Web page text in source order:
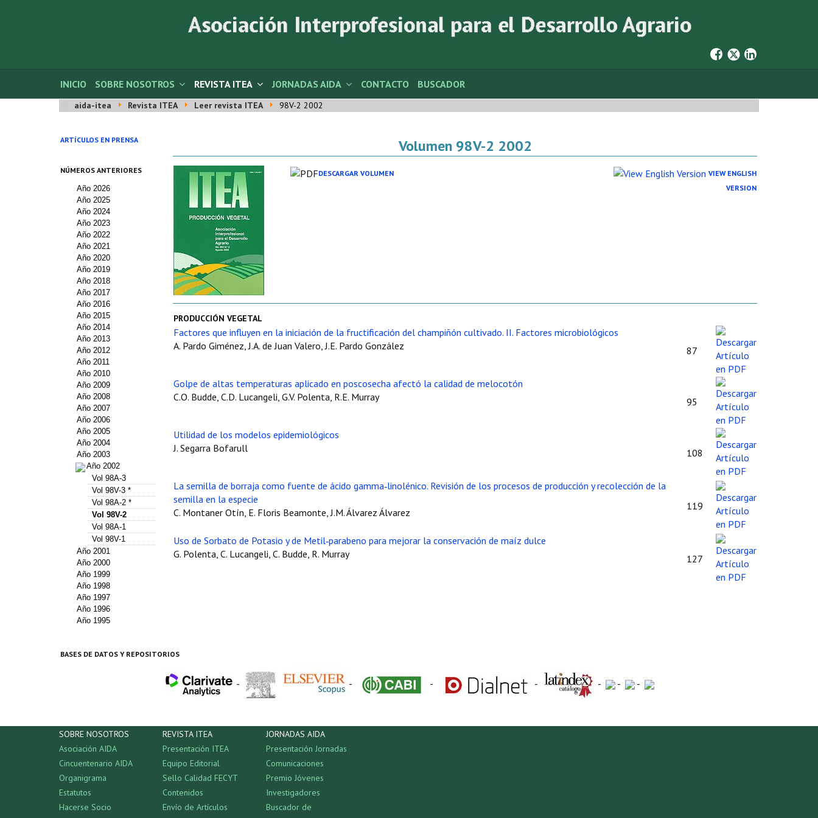
INICIO SOBRE NOSOTROS REVISTA ITEA JORNADAS AIDA CONTACTO BUSCADOR
aida-itea Revista ITEA Leer revista ITEA 98V-2 2002
ARTÍCULOS EN PRENSA
NÚMEROS ANTERIORES
Año 2026
Año 2025
Año 2024
Año 2023
Año 2022
Año 2021
Año 2020
Año 2019
Año 2018
Año 2017
Año 2016
Año 2015
Año 2014
Año 2013
Año 2012
Año 2011
Año 2010
Año 2009
Año 2008
Año 2007
Año 2006
Año 2005
Año 2004
Año 2003
Año 2002
Vol 98A-3
Vol 98V-3 *
Vol 98A-2 *
Vol 98V-2
Vol 98A-1
Vol 98V-1
Año 2001
Año 2000
Año 1999
Año 1998
Año 1997
Año 1996
Año 1995
Volumen 98V-2 2002
DESCARGAR VOLUMEN
VIEW ENGLISH
VERSION
PRODUCCIÓN VEGETAL
Factores que influyen en la iniciación de la fructificación del champiñón cultivado. II. Factores microbiológicos
A. Pardo Giménez, J.A. de Juan Valero, J.E. Pardo González
87
Golpe de altas temperaturas aplicado en poscosecha afectó la calidad de melocotón
C.O. Budde, C.D. Lucangeli, G.V. Polenta, R.E. Murray
95
Utilidad de los modelos epidemiológicos
J. Segarra Bofarull
108
La semilla de borraja como fuente de ácido gamma‑linolénico. Revisión de los procesos de producción y recolección de la
semilla en la especie
C. Montaner Otín, E. Floris Beamonte, J.M. Álvarez Álvarez
119
Uso de Sorbato de Potasio y de Metil‑parabeno para mejorar la conservación de maíz dulce
G. Polenta, C. Lucangeli, C. Budde, R. Murray
127
BASES DE DATOS Y REPOSITORIOS
- - - - - - -
SOBRE NOSOTROS
Asociación AIDA
Cincuentenario AIDA
Organigrama
Estatutos
Hacerse Socio
REVISTA ITEA
Presentación ITEA
Equipo Editorial
Sello Calidad FECYT
Contenidos
Envío de Artículos
JORNADAS AIDA
Presentación Jornadas
Comunicaciones
Premio Jóvenes
Investigadores
Buscador de